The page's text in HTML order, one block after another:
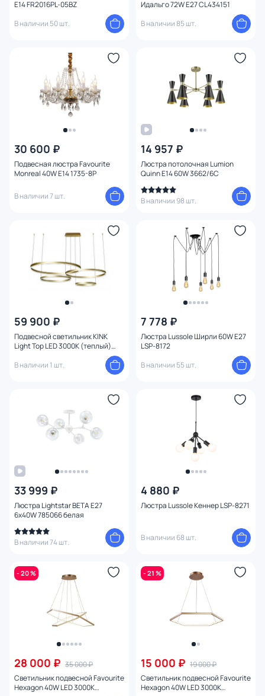
E14 FR2016PL-05BZ
В наличии 50 шт.
Идальго 72W E27 CL434151
В наличии 85 шт.
30 600 ₽
Подвесная люстра Favourite
Monreal 40W E14 1735-8P
В наличии 7 шт.
14 957 ₽
Люстра потолочная Lumion
Quinn E14 60W 3662/6C
В наличии 98 шт.
59 900 ₽
Подвесной светильник KINK
Light Тор LED 3000К (теплый)
В наличии 1 шт.
7 778 ₽
Люстра Lussole Ширли 60W E27
LSP-8172
В наличии 55 шт.
33 999 ₽
Люстра Lightstar BETA E27
6x40W 785066 белая
В наличии 74 шт.
4 880 ₽
Люстра Lussole Кеннер LSP-8271
В наличии 68 шт.
- 20 %
28 000 ₽ 35 000 ₽
Светильник подвесной Favourite
Hexagon 40W LED 3000К
- 21 %
15 000 ₽ 19 000 ₽
Светильник подвесной Favourite
Hexagon 40W LED 3000К